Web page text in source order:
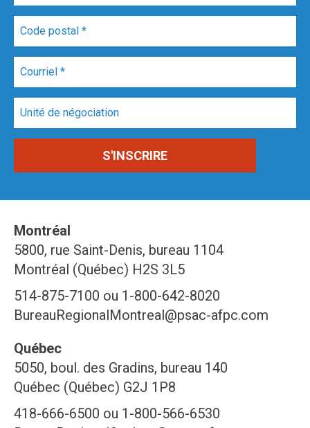
Montréal
5800, rue Saint-Denis, bureau 1104
Montréal (Québec) H2S 3L5
514-875-7100 ou 1-800-642-8020
BureauRegionalMontreal@psac-afpc.com
Québec
5050, boul. des Gradins, bureau 140
Québec (Québec) G2J 1P8
418-666-6500 ou 1-800-566-6530